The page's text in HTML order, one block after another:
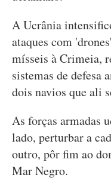
A Ucrânia
ataques com
mísseis à Crimeia,
sistemas de defesa
dois navios que ali
As forças armadas
lado, perturbar a
outro, pôr fim ao
Mar Negro.